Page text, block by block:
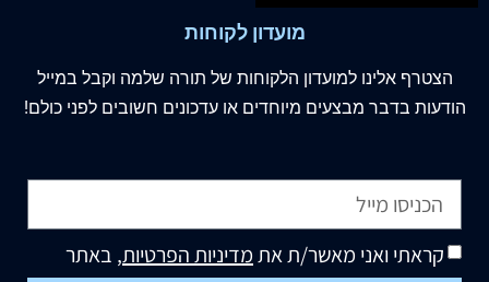
מועדון לקוחות
הצטרף אלינו למועדון הלקוחות של תורה שלמה וקבל במייל
הודעות בדבר מבצעים מיוחדים או עדכונים חשובים לפני כולם!
קראתי ואני מאשר/ת אתמדיניות הפרטיות, באתר